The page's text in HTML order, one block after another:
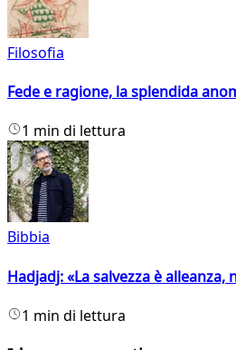
Filosofia
Fede e ragione, la splendida
1 min di lettura
Bibbia
Hadjadj: «La salvezza è alleanza,
1 min di lettura